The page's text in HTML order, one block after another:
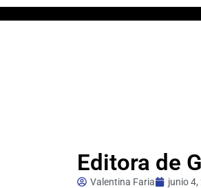
Editora de
Valentina Faria junio 4,